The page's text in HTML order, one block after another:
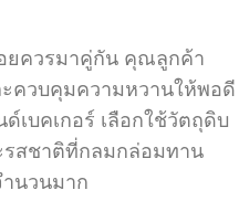
ยควรมาคู่กัน คุณลูกค้า
ควบคุมความหวานให้พอดี
ด์เบคเกอร์ เลือกใช้วัตถุดิบ
รสชาติที่กลมกล่อมทาน
ำนวนมาก